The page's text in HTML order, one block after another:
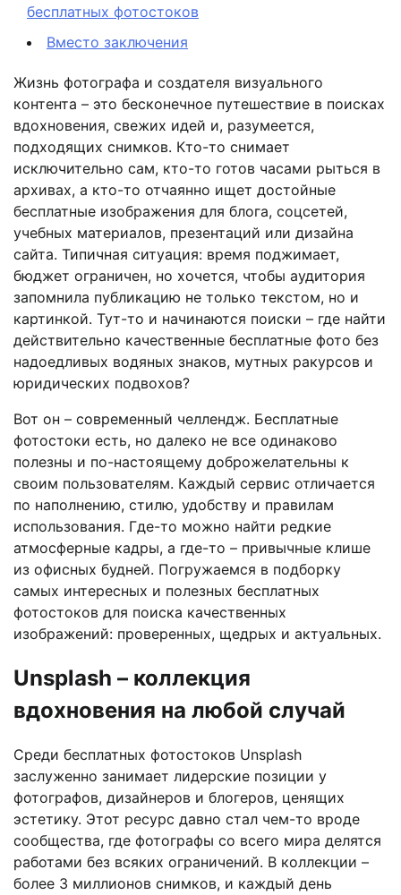
бесплатных фотостоков
Вместо заключения
Жизнь фотографа и создателя визуального
контента – это бесконечное путешествие в поисках
вдохновения, свежих идей и, разумеется,
подходящих снимков. Кто-то снимает
исключительно сам, кто-то готов часами рыться в
архивах, а кто-то отчаянно ищет достойные
бесплатные изображения для блога, соцсетей,
учебных материалов, презентаций или дизайна
сайта. Типичная ситуация: время поджимает,
бюджет ограничен, но хочется, чтобы аудитория
запомнила публикацию не только текстом, но и
картинкой. Тут-то и начинаются поиски – где найти
действительно качественные бесплатные фото без
надоедливых водяных знаков, мутных ракурсов и
юридических подвохов?
Вот он – современный челлендж. Бесплатные
фотостоки есть, но далеко не все одинаково
полезны и по-настоящему доброжелательны к
своим пользователям. Каждый сервис отличается
по наполнению, стилю, удобству и правилам
использования. Где-то можно найти редкие
атмосферные кадры, а где-то – привычные клише
из офисных будней. Погружаемся в подборку
самых интересных и полезных бесплатных
фотостоков для поиска качественных
изображений: проверенных, щедрых и актуальных.
Unsplash – коллекция
вдохновения на любой случай
Среди бесплатных фотостоков Unsplash
заслуженно занимает лидерские позиции у
фотографов, дизайнеров и блогеров, ценящих
эстетику. Этот ресурс давно стал чем-то вроде
сообщества, где фотографы со всего мира делятся
работами без всяких ограничений. В коллекции –
более 3 миллионов снимков, и каждый день